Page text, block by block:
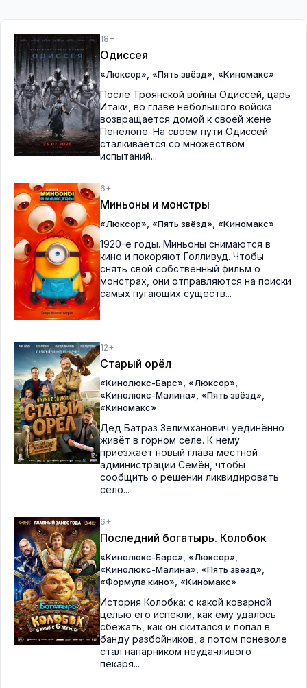
18+
Одиссея
«Люксор», «Пять звёзд», «Киномакс»
После Троянской войны Одиссей, царь
Итаки, во главе небольшого войска
возвращается домой к своей жене
Пенелопе. На своём пути Одиссей
сталкивается со множеством
испытаний...
6+
Миньоны и монстры
«Люксор», «Пять звёзд», «Киномакс»
1920-е годы. Миньоны снимаются в
кино и покоряют Голливуд. Чтобы
снять свой собственный фильм о
монстрах, они отправляются на поиски
самых пугающих существ...
12+
Старый орёл
«Кинолюкс-Барс» «Люксор»
«Кинолюкс-Малина» «Пять звёзд»
«Киномакс»
Дед Батраз Зелимханович уединённо
живёт в горном селе. К нему
приезжает новый глава местной
администрации Семён, чтобы
сообщить о решении ликвидировать
село...
6+
Последний богатырь. Колобок
«Кинолюкс-Барс» «Люксор»
«Кинолюкс-Малина» «Пять звёзд»
«Формула кино» «Киномакс»
История Колобка: с какой коварной
целью его испекли, как ему удалось
сбежать, как он скитался и попал в
банду разбойников, а потом поневоле
стал напарником неудачливого
пекаря...